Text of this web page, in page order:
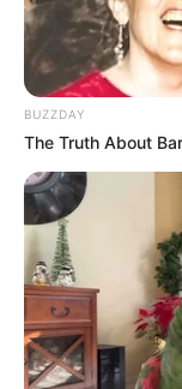
BUZZDAY
The Truth About